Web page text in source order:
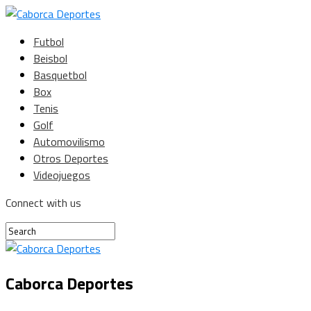
Futbol
Beisbol
Basquetbol
Box
Tenis
Golf
Automovilismo
Otros Deportes
Videojuegos
Connect with us
Caborca Deportes